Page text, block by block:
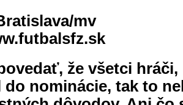
mv
že všetci
do nominácie, tak to